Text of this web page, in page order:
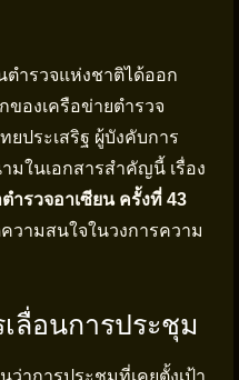
ำรวจแห่งชาติได้ออก
องเครือข่ายตำรวจ
ยประเสริฐ ผู้บังคับการ
มในเอกสารสำคัญนี้ เรื่อง
ำรวจอาเซียน ครั้งที่ 43
วามสนใจในวงการความ
ลื่อนการประชุม
ว่าการประชุมที่เคยตั้งเป้า